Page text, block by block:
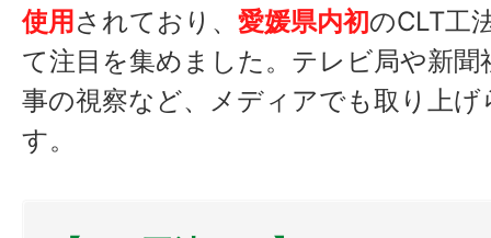
使用 されており、 愛媛県内初のCLT工
て注目を集めました。テレビ局や新聞
事の視察など、メディアでも取り上げ
す。